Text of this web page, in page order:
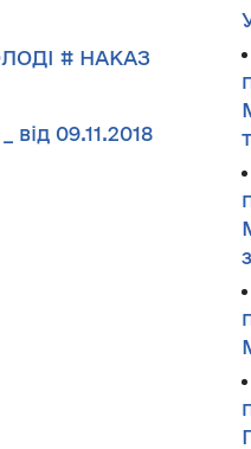
# НАКАЗ
09.11.2018